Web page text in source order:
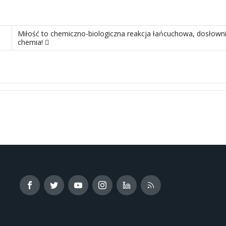
jego mieszkańców
następny materiał: Miłość to chemiczno-biologiczna reakcja
Miłość to chemiczno-biologiczna reakcja łańcuchowa,
chemia!